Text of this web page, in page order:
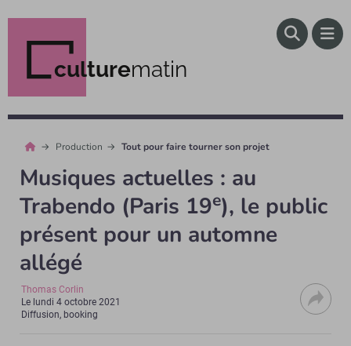
culturematin
Production Tout pour faire tourner son projet
Musiques actuelles : au
Trabendo (Paris 19e), le public
présent pour un automne
allégé
Thomas Corlin
Le lundi 4 octobre 2021
Diffusion, booking